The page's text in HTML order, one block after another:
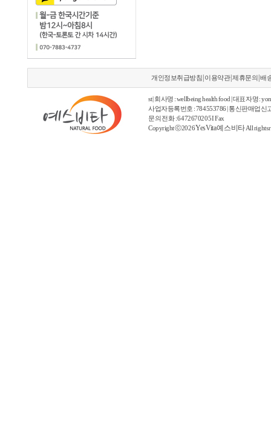
개인정보취급방침 이용약관|제휴문의 |배
st | 회사명 : wellbeing health food | 대표자명 :
사업자등록번호 : 784553786 | 통신판매업신
문의 전화 : 6472670205 I Fax
Copyright ⓒ2026YesVita 예스비타All rights